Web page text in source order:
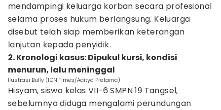
mendampingi keluarga korban secara profesional
selama proses hukum berlangsung. Keluarga
disebut telah siap memberikan keterangan
lanjutan kepada penyidik.
2. Kronologi kasus: Dipukul kursi, kondisi
menurun, lalu meninggal
Ilustrasi Bully (IDN Times/Aditya Pratama)
Hisyam, siswa kelas VII-6 SMPN 19 Tangsel,
sebelumnya diduga mengalami perundungan